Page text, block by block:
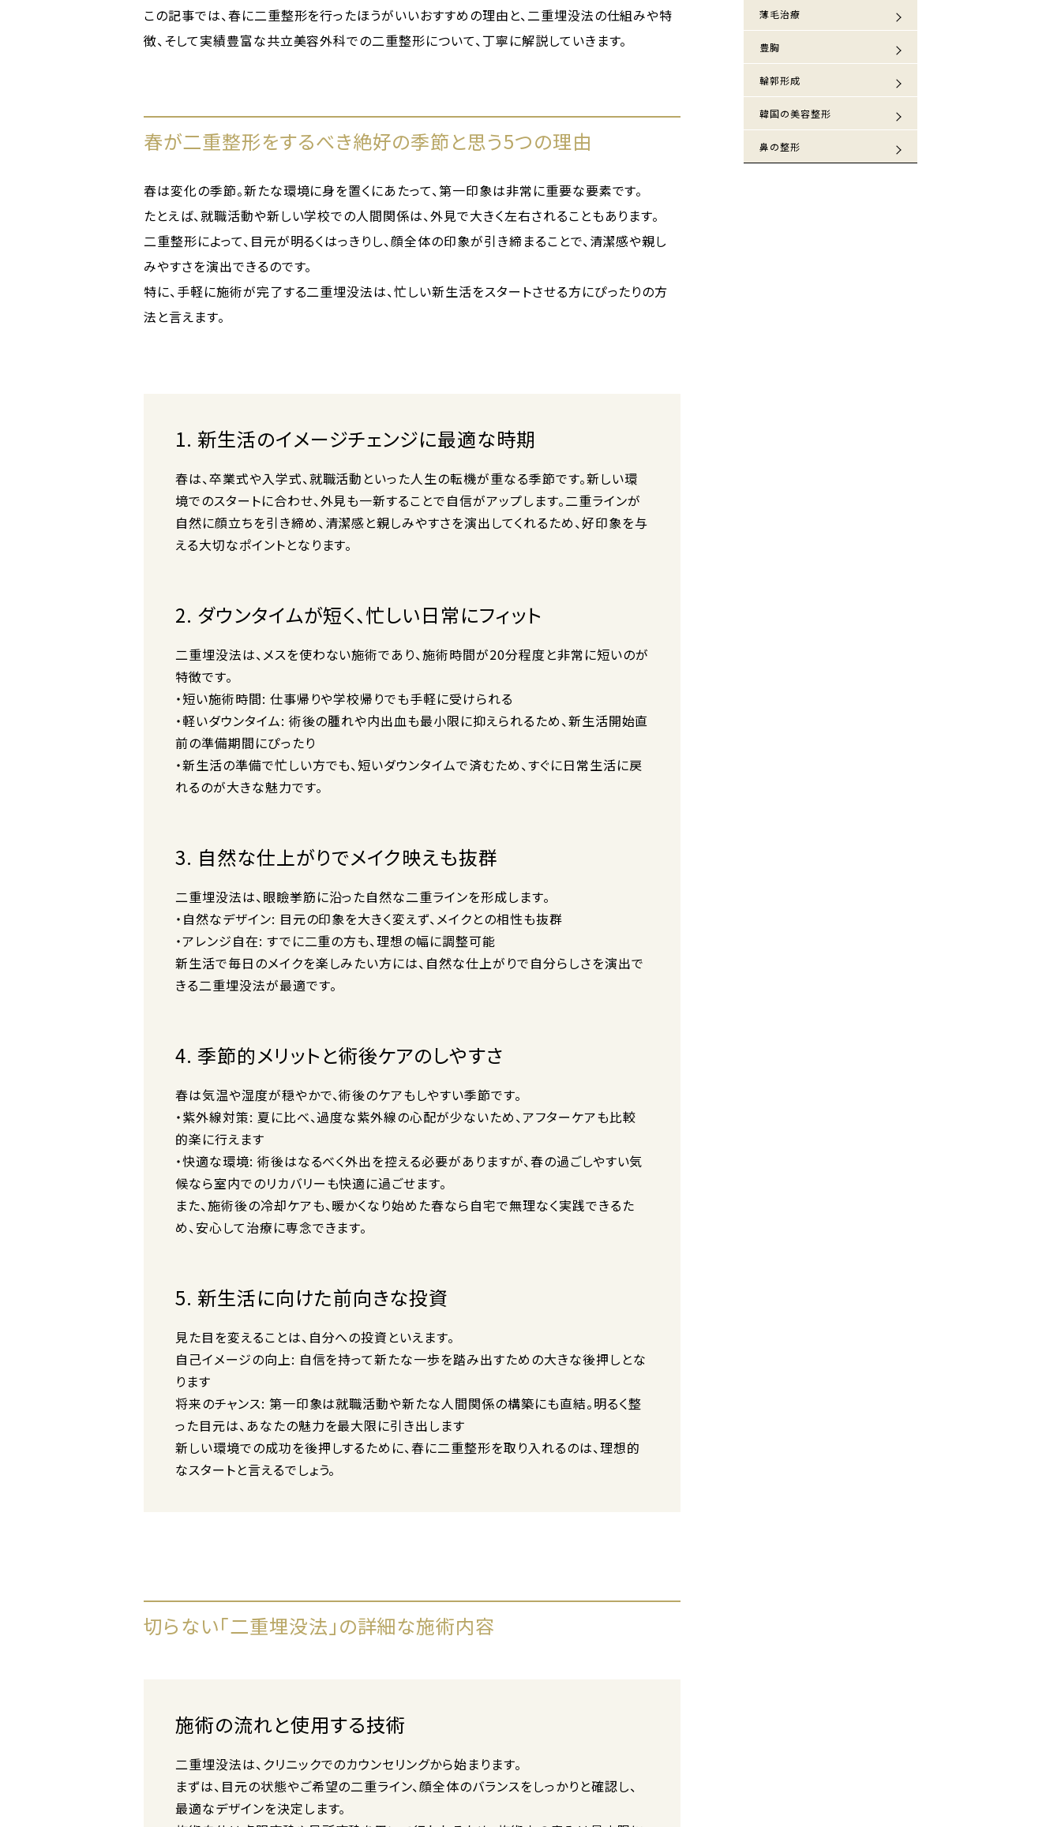
この記事では、春に二重整形を行ったほうがいいおすすめの理由と、二重埋没法の仕組みや特
徴、そして実績豊富な共立美容外科での二重整形について、丁寧に解説していきます。
春が二重整形をするべき絶好の季節と思う5つの理由
春は変化の季節。新たな環境に身を置くにあたって、第一印象は非常に重要な要素です。
たとえば、就職活動や新しい学校での人間関係は、外見で大きく左右されることもあります。
二重整形によって、目元が明るくはっきりし、顔全体の印象が引き締まることで、清潔感や親し
みやすさを演出できるのです。
特に、手軽に施術が完了する二重埋没法は、忙しい新生活をスタートさせる方にぴったりの方
法と言えます。
1. 新生活のイメージチェンジに最適な時期
春は、卒業式や入学式、就職活動といった人生の転機が重なる季節です。新しい環
境でのスタートに合わせ、外見も一新することで自信がアップします。二重ラインが
自然に顔立ちを引き締め、清潔感と親しみやすさを演出してくれるため、好印象を与
える大切なポイントとなります。
2. ダウンタイムが短く、忙しい日常にフィット
二重埋没法は、メスを使わない施術であり、施術時間が20分程度と非常に短いのが
特徴です。
・短い施術時間: 仕事帰りや学校帰りでも手軽に受けられる
・軽いダウンタイム: 術後の腫れや内出血も最小限に抑えられるため、新生活開始直
前の準備期間にぴったり
・新生活の準備で忙しい方でも、短いダウンタイムで済むため、すぐに日常生活に戻
れるのが大きな魅力です。
3. 自然な仕上がりでメイク映えも抜群
二重埋没法は、眼瞼挙筋に沿った自然な二重ラインを形成します。
・自然なデザイン: 目元の印象を大きく変えず、メイクとの相性も抜群
・アレンジ自在: すでに二重の方も、理想の幅に調整可能
新生活で毎日のメイクを楽しみたい方には、自然な仕上がりで自分らしさを演出で
きる二重埋没法が最適です。
4. 季節的メリットと術後ケアのしやすさ
春は気温や湿度が穏やかで、術後のケアもしやすい季節です。
・紫外線対策: 夏に比べ、過度な紫外線の心配が少ないため、アフターケアも比較
的楽に行えます
・快適な環境: 術後はなるべく外出を控える必要がありますが、春の過ごしやすい気
候なら室内でのリカバリーも快適に過ごせます。
また、施術後の冷却ケアも、暖かくなり始めた春なら自宅で無理なく実践できるた
め、安心して治療に専念できます。
5. 新生活に向けた前向きな投資
見た目を変えることは、自分への投資といえます。
自己イメージの向上: 自信を持って新たな一歩を踏み出すための大きな後押しとな
ります
将来のチャンス: 第一印象は就職活動や新たな人間関係の構築にも直結。明るく整
った目元は、あなたの魅力を最大限に引き出します
新しい環境での成功を後押しするために、春に二重整形を取り入れるのは、理想的
なスタートと言えるでしょう。
切らない「二重埋没法」の詳細な施術内容
施術の流れと使用する技術
二重埋没法は、クリニックでのカウンセリングから始まります。
まずは、目元の状態やご希望の二重ライン、顔全体のバランスをしっかりと確認し、
最適なデザインを決定します。
薄毛治療
豊胸
輪郭形成
韓国の美容整形
鼻の整形